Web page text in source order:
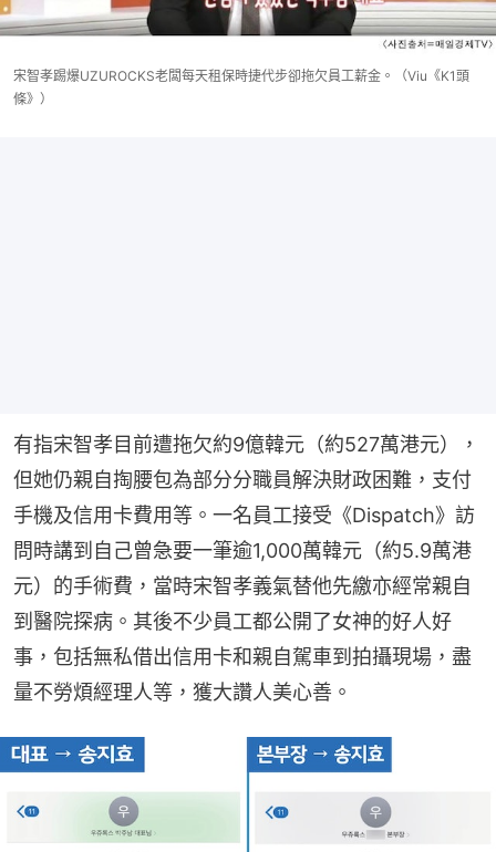
宋智孝踢爆UZUROCKS老闆每天租保時捷代步卻拖欠員工薪金。（Viu《K1頭
條》）
有指宋智孝目前遭拖欠約9億韓元（約527萬港元），
但她仍親自掏腰包為部分分職員解決財政困難，支付
手機及信用卡費用等。一名員工接受《Dispatch》訪
問時講到自己曾急要一筆逾1,000萬韓元（約5.9萬港
元）的手術費，當時宋智孝義氣替他先繳亦經常親自
到醫院探病。其後不少員工都公開了女神的好人好
事，包括無私借出信用卡和親自駕車到拍攝現場，盡
量不勞煩經理人等，獲大讚人美心善。